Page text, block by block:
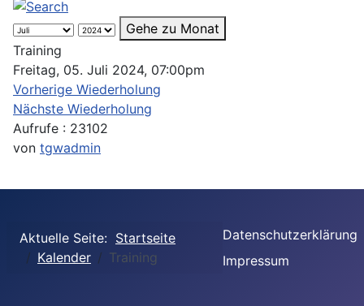
Gehe zu Monat
Training
Freitag, 05. Juli 2024, 07:00pm
Vorherige Wiederholung
Nächste Wiederholung
Aufrufe : 23102
von tgwadmin
Aktuelle Seite: Startseite
Kalender
Training
Datenschutzerklärung
Impressum